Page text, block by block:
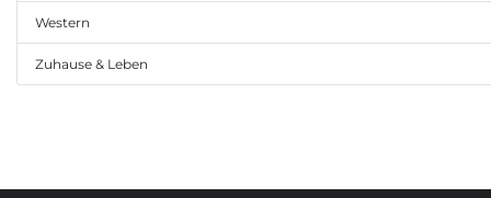
Western
Zuhause & Leben